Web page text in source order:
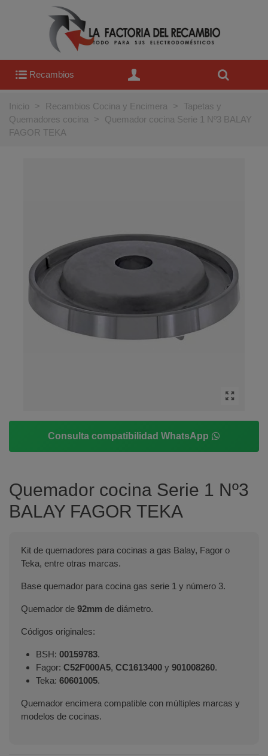
Recambios
Inicio > Recambios Cocina y Encimera >
Tapetas y
Quemadores cocina
>
Quemador cocina Serie 1 Nº3 BALAY
FAGOR TEKA
Consulta compatibilidad WhatsApp
Quemador cocina Serie 1 Nº3
BALAY FAGOR TEKA
Kit de quemadores para cocinas a gas Balay, Fagor o
Teka, entre otras marcas.
Base quemador para cocina gas serie 1 y número 3.
Quemador de 92mm de diámetro.
Códigos originales:
BSH: 00159783.
Fagor: C52F000A5, CC1613400 y 901008260.
Teka: 60601005.
Quemador encimera compatible con múltiples marcas y
modelos de cocinas.